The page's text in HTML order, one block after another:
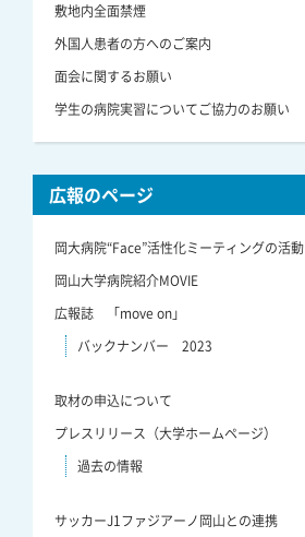
敷地内全面禁煙
外国人患者の方へのご案内
面会に関するお願い
学生の病院実習についてご協力のお願い
広報のページ
岡大病院“Face”活性化ミーティングの活動
岡山大学病院紹介MOVIE
広報誌 「move on」
バックナンバー 2023
取材の申込について
プレスリリース（大学ホームページ）
過去の情報
サッカーJ1ファジアーノ岡山との連携